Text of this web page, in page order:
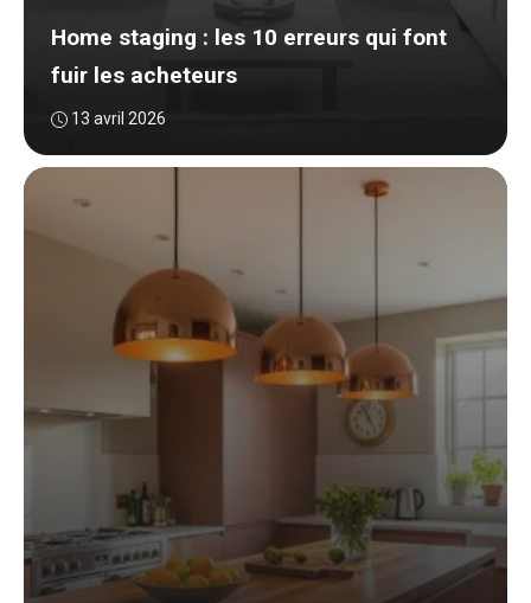
Home staging : les 10 erreurs qui font
fuir les acheteurs
13 avril 2026